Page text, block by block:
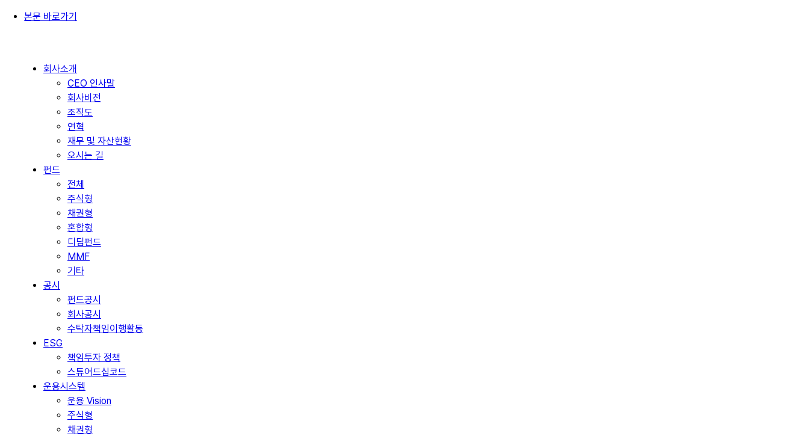
본문 바로가기
회사소개
CEO 인사말
회사비전
조직도
연혁
재무 및 자산현황
오시는 길
펀드
전체
주식형
채권형
혼합형
디딤펀드
MMF
기타
공시
펀드공시
회사공시
수탁자책임이행활동
ESG
책임투자 정책
스튜어드십코드
운용시스템
운용 Vision
주식형
채권형